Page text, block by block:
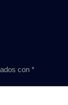
con *